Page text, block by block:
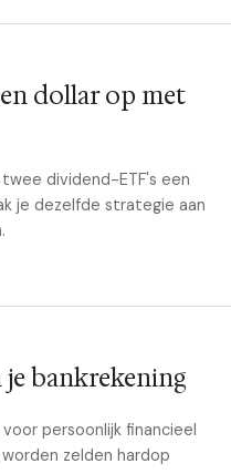
dollar op met
dividend-ETF's een
je dezelfde strategie aan
je bankrekening
persoonlijk financieel
zelden hardop